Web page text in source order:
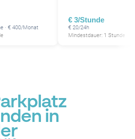
· € 400/Monat
€ 3/Stunde
€ 20/24h
Mindestdauer: 1 Stunde
in